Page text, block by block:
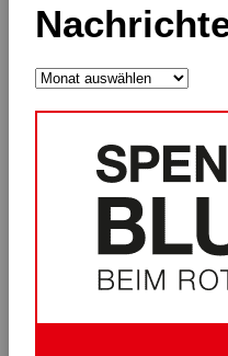
Nachrichtenarchiv